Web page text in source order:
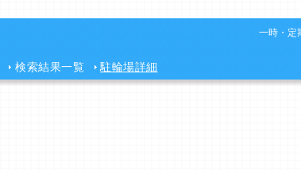
一時・定
検索結果一覧 駐輪場詳細